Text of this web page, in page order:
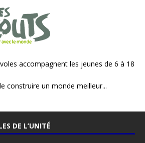
accompagnent les jeunes de 6 à 18
construire un monde meilleur...
DE L’UNITÉ